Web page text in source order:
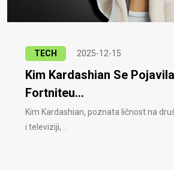
TECH 2025-12-15
Kim Kardashian Se
Fortniteu...
Kim Kardashian, poznata ličnost na
i televiziji, ..